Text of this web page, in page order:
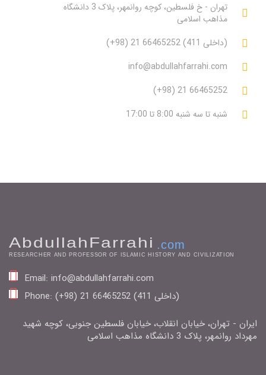
تهران - خ فلسطین، کوچه روانمهر، پلاک 3 دانشگاه
مذاهب اسلامی
(+98) 21 66465252 (411 داخلی)
info@abdullahfarrahi.com
(+98) 21 66465252
شنبه تا سه شنبه 8:00 تا 17:00
AbdullahFarrahi .com
RESEARCHER AND PROFESSOR OF ISLAMIC HISTORY AND CIVILIZATION
Email: info@abdullahfarrahi.com
Phone: (+98) 21 66465252 (411 داخلی)
ایران - تهران، خیابان انقلاب، خیابان فلسطین جنوبی، کوچه شهید
مهرداد روانمهر، پلاک 3 دانشگاه مذاهب اسلامی